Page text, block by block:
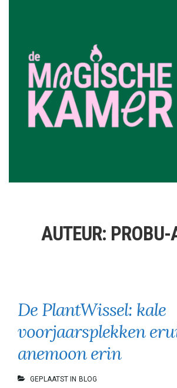
hoofdinhoud
AUTEUR:
De PlantWissel: kale
voorjaarsplekken
anemoon erin
GEPLAATST IN BLOG